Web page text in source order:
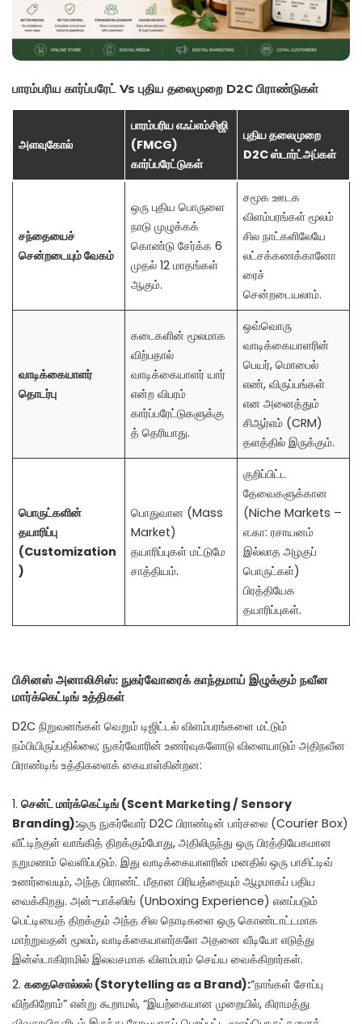
பாரம்பரிய கார்ப்பரேட் Vs புதிய தலைமுறை D2C பிராண்டுகள்
அளவுகோல்
பாரம்பரிய எஃப்எம்சிஜி
(FMCG)
கார்ப்பரேட்டுகள்
புதிய தலைமுறை
D2C ஸ்டார்ட்அப்கள்
சந்தையைச்
சென்றடையும் வேகம்
ஒரு புதிய பொருளை
நாடு முழுக்கக்
கொண்டு சேர்க்க 6
முதல் 12 மாதங்கள்
ஆகும்.
சமூக ஊடக
விளம்பரங்கள் மூலம்
சில நாட்களிலேயே
லட்சக்கணக்கானோ
ரைச்
சென்றடையலாம்.
வாடிக்கையாளர்
தொடர்பு
கடைகளின் மூலமாக
விற்பதால்
வாடிக்கையாளர் யார்
என்ற விபரம்
கார்ப்பரேட்டுகளுக்கு
த் தெரியாது.
ஒவ்வொரு
வாடிக்கையாளரின்
பெயர், மொபைல்
எண், விருப்பங்கள்
என அனைத்தும்
சிஆர்எம் (CRM)
தளத்தில் இருக்கும்.
பொருட்களின்
தயாரிப்பு
(Customization
)
பொதுவான (Mass
Market)
தயாரிப்புகள் மட்டுமே
சாத்தியம்.
குறிப்பிட்ட
தேவைகளுக்கான
(Niche Markets –
எ.கா: ரசாயனம்
இல்லாத அழகுப்
பொருட்கள்)
பிரத்தியேக
தயாரிப்புகள்.
பிசினஸ் அனாலிசிஸ்: நுகர்வோரைக் காந்தமாய் இழுக்கும் நவீன
மார்க்கெட்டிங் உத்திகள்
D2C நிறுவனங்கள் வெறும் டிஜிட்டல் விளம்பரங்களை மட்டும்
நம்பியிருப்பதில்லை; நுகர்வோரின் உணர்வுகளோடு விளையாடும் அதிநவீன
பிராண்டிங் உத்திகளைக் கையாள்கின்றன:
சென்ட் மார்க்கெட்டிங் (Scent Marketing / Sensory
Branding):ஒரு நுகர்வோர் D2C பிராண்டின் பார்சலை (Courier Box)
வீட்டிற்குள் வாங்கித் திறக்கும்போது, அதிலிருந்து ஒரு பிரத்தியேகமான
நறுமணம் வெளிப்படும். இது வாடிக்கையாளரின் மனதில் ஒரு பாசிட்டிவ்
உணர்வையும், அந்த பிராண்ட் மீதான பிரியத்தையும் ஆழமாகப் பதிய
வைக்கிறது. அன்-பாக்ஸிங் (Unboxing Experience) எனப்படும்
பெட்டியைத் திறக்கும் அந்த சில நொடிகளை ஒரு கொண்டாட்டமாக
மாற்றுவதன் மூலம், வாடிக்கையாளர்களே அதனை வீடியோ எடுத்து
இன்ஸ்டாகிராமில் இலவசமாக விளம்பரம் செய்ய வைக்கிறார்கள்.
கதைசொல்லல் (Storytelling as a Brand):“நாங்கள் சோப்பு
விற்கிறோம்” என்று கூறாமல், “இயற்கையான முறையில், கிராமத்து